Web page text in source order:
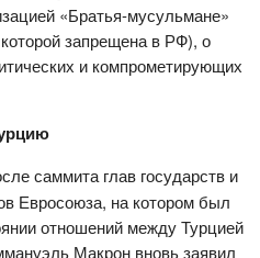
«Братья-мусульмане»
запрещена в РФ), о
и компрометирующих
саммита глав государств и
Евросоюза, на котором был
отношений между Турцией
Макрон вновь заявил